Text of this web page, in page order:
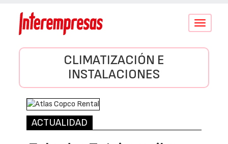
Conmutar
CLIMATIZACIÓN E
INSTALACIONES
ACTUALIDAD